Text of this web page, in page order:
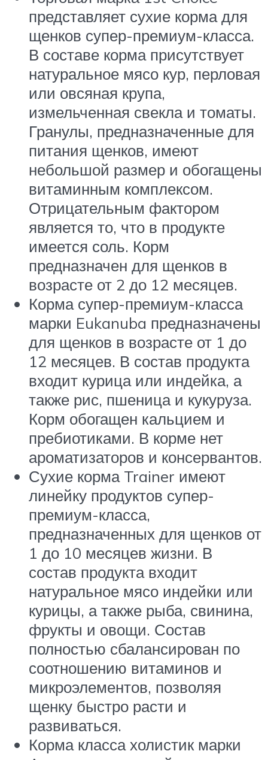
представляет сухие корма для
щенков супер-премиум-класса.
В составе корма присутствует
натуральное мясо кур, перловая
или овсяная крупа,
измельченная свекла и томаты.
Гранулы, предназначенные для
питания щенков, имеют
небольшой размер и обогащены
витаминным комплексом.
Отрицательным фактором
является то, что в продукте
имеется соль. Корм
предназначен для щенков в
возрасте от 2 до 12 месяцев.
Корма супер-премиум-класса
марки Eukanuba предназначены
для щенков в возрасте от 1 до
12 месяцев. В состав продукта
входит курица или индейка, а
также рис, пшеница и кукуруза.
Корм обогащен кальцием и
пребиотиками. В корме нет
ароматизаторов и консервантов.
Сухие корма Trainer имеют
линейку продуктов супер-
премиум-класса,
предназначенных для щенков от
1 до 10 месяцев жизни. В
состав продукта входит
натуральное мясо индейки или
курицы, а также рыба, свинина,
фрукты и овощи. Состав
полностью сбалансирован по
соотношению витаминов и
микроэлементов, позволяя
щенку быстро расти и
развиваться.
Корма класса холистик марки